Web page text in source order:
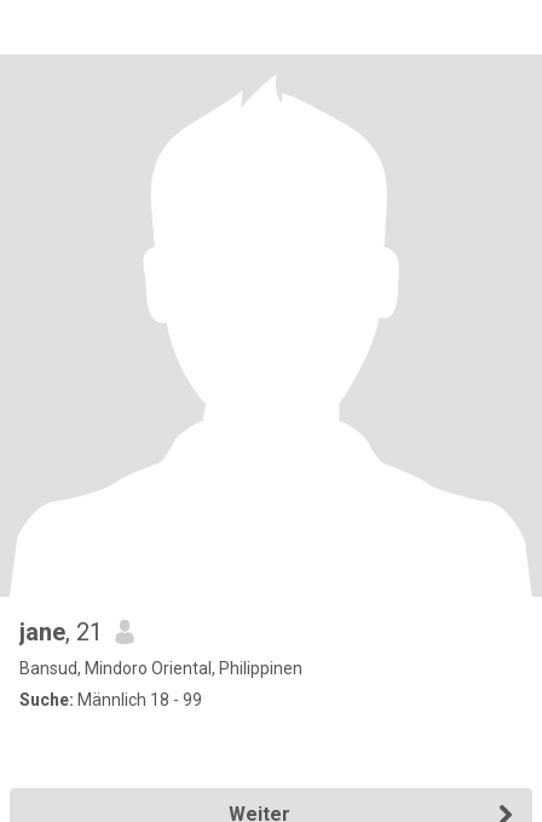
jane, 21
Bansud, Mindoro Oriental, Philippinen
Suche: Männlich 18 - 99
Weiter